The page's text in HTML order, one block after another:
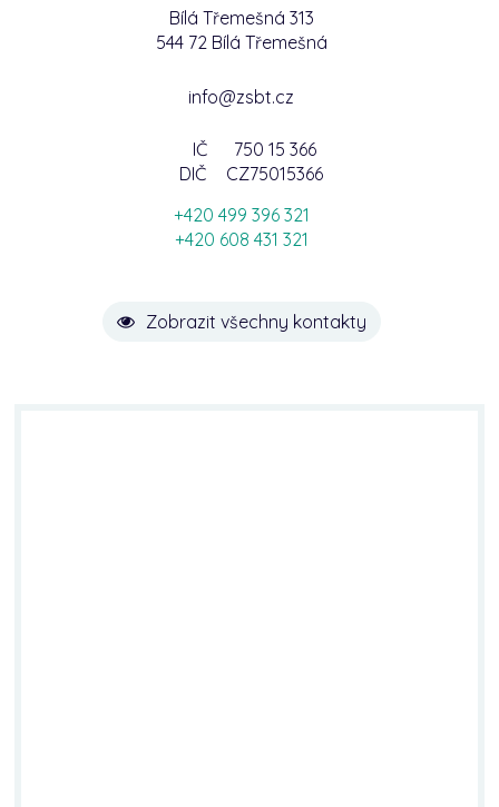
Bílá Třemešná 313
544 72 Bílá Třemešná
info@zsbt.cz
IČ
750 15 366
DIČ
CZ75015366
+420 499 396 321
+420 608 431 321
Zobrazit všechny kontakty